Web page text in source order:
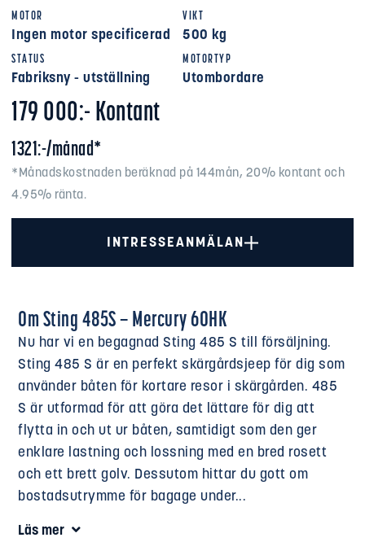
MOTOR
Ingen motor specificerad
STATUS
Fabriksny - utställning
VIKT
500 kg
MOTORTYP
Utombordare
179 000:- Kontant
1321:-/månad*
*Månadskostnaden beräknad på 144mån, 20% kontant och
4.95% ränta.
INTRESSEANMÄLAN
Om Sting 485S – Mercury 60HK
Nu har vi en begagnad Sting 485 S till försäljning.
Sting 485 S är en perfekt skärgårdsjeep för dig som
använder båten för kortare resor i skärgården. 485
S är utformad för att göra det lättare för dig att
flytta in och ut ur båten, samtidigt som den ger
enklare lastning och lossning med en bred rosett
och ett brett golv. Dessutom hittar du gott om
bostadsutrymme för bagage under...
Läs mer